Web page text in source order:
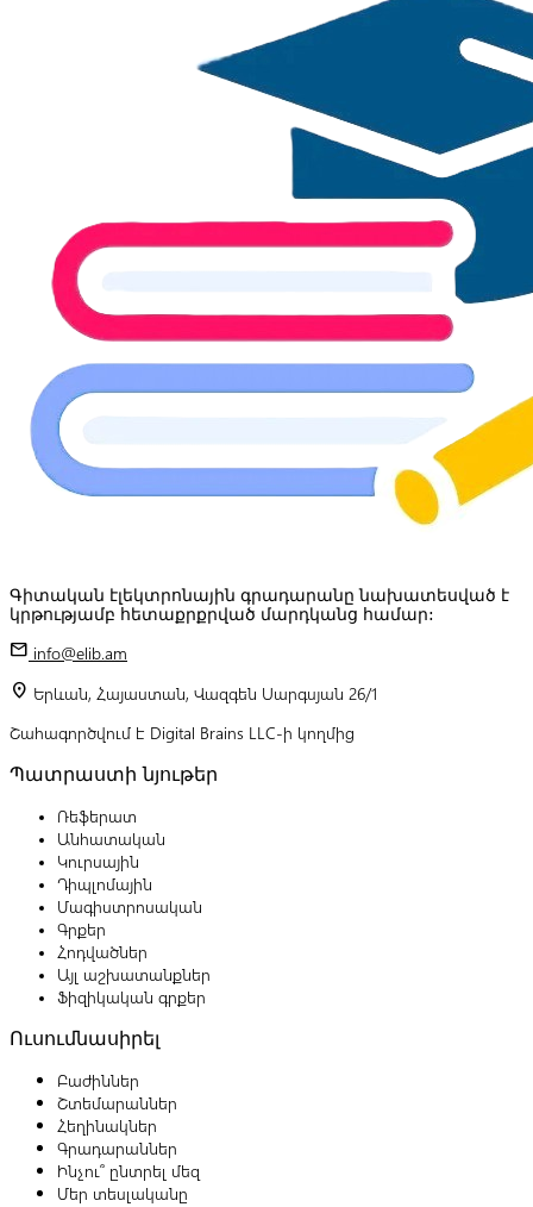
Գիտական էլեկտրոնային գրադարանը նախատեսված է
կրթությամբ հետաքրքրված մարդկանց համար:
mail info@elib.am
location_on Երևան, Հայաստան, Վազգեն Սարգսյան 26/1
Շահագործվում է Digital Brains LLC-ի կողմից
Պատրաստի նյութեր
Ռեֆերատ
Անհատական
Կուրսային
Դիպլոմային
Մագիստրոսական
Գրքեր
Հոդվածներ
Այլ աշխատանքներ
Ֆիզիկական գրքեր
Ուսումնասիրել
Բաժիններ
Շտեմարաններ
Հեղինակներ
Գրադարաններ
Ինչու՞ ընտրել մեզ
Մեր տեսլականը